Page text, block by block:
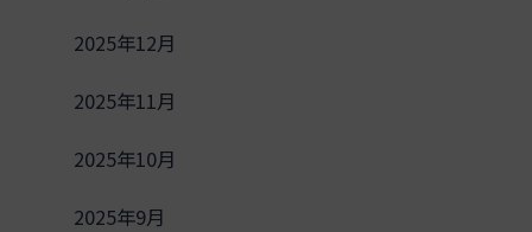
2025年12月
2025年11月
2025年10月
2025年9月